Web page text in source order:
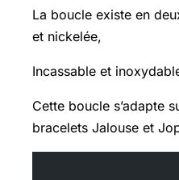
La boucle existe en
et nickelée,
Incassable et
Cette boucle s’adapte
bracelets Jalouse et